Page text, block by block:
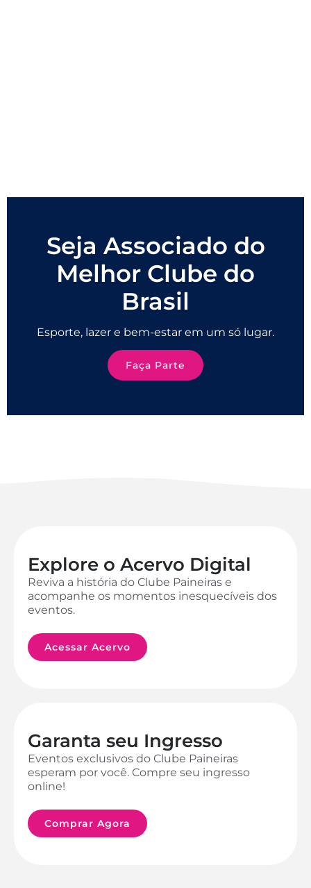
Seja Associado do
Melhor Clube do
Brasil
Esporte, lazer e bem-estar em um só lugar.
Faça Parte
Explore o Acervo Digital
Reviva a história do Clube Paineiras e
acompanhe os momentos inesquecíveis dos
eventos.
Acessar Acervo
Garanta seu Ingresso
Eventos exclusivos do Clube Paineiras
esperam por você. Compre seu ingresso
online!
Comprar Agora